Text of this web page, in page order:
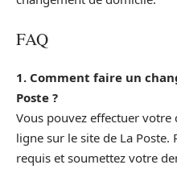
FAQ
1. Comment faire un
Poste ?
Vous pouvez effectuer votre
ligne sur le site de La
requis et soumettez votre